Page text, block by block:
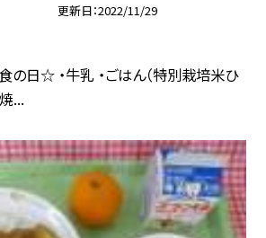
更新日 2022/11/29
の日☆ ・牛乳 ・ごはん（特別栽培米ひ
...